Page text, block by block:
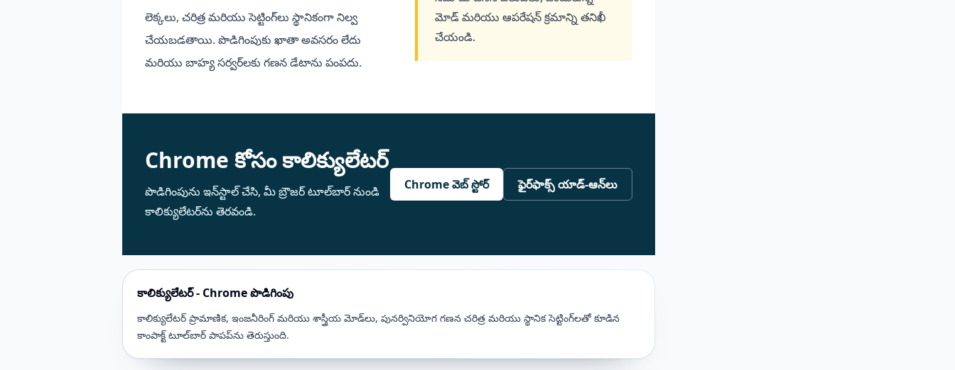
లెక్కలు, చరిత్ర మరియు సెట్టింగ్‌లు స్థానికంగా నిల్వ
చేయబడతాయి. పొడిగింపుకు ఖాతా అవసరం లేదు
మరియు బాహ్య సర్వర్‌లకు గణన డేటాను పంపదు.
మోడ్ మరియు ఆపరేషన్ క్రమాన్ని తనిఖీ
చేయండి.
Chrome కోసం కాలిక్యులేటర్
పొడిగింపును ఇన్‌స్టాల్ చేసి, మీ బ్రౌజర్ టూల్‌బార్ నుండి
కాలిక్యులేటర్‌ను తెరవండి.
Chrome వెబ్ స్టోర్ ఫైర్‌ఫాక్స్ యాడ్-ఆన్‌లు
కాలిక్యులేటర్ - Chrome పొడిగింపు
కాలిక్యులేటర్ ప్రామాణిక, ఇంజనీరింగ్ మరియు శాస్త్రీయ మోడ్‌లు, పునర్వినియోగ గణన చరిత్ర మరియు స్థానిక సెట్టింగ్‌లతో కూడిన
కాంపాక్ట్ టూల్‌బార్ పాపప్‌ను తెరుస్తుంది.